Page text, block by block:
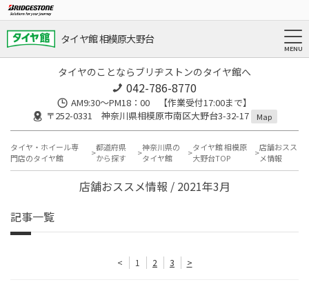
タイヤ館 相模原大野台
タイヤのことならブリヂストンのタイヤ館へ
042-786-8770
AM9:30～PM18：00 【作業受付17:00まで】
〒252-0331 神奈川県相模原市南区大野台3-32-17
Map
タイヤ・ホイール専
門店のタイヤ館
都道府県
から探す
神奈川県の
タイヤ館
タイヤ館 相模原
大野台TOP
店舗おスス
メ情報
店舗おススメ情報 / 2021年3月
記事一覧
< 1 2 3 >